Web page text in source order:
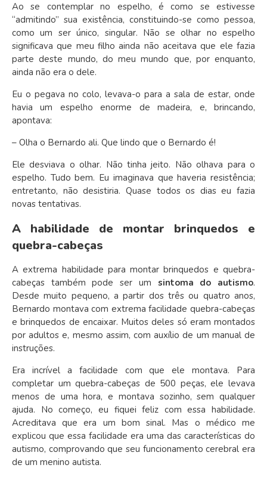
Ao se contemplar no espelho, é como se estivesse
“admitindo” sua existência, constituindo-se como pessoa,
como um ser único, singular. Não se olhar no espelho
significava que meu filho ainda não aceitava que ele fazia
parte deste mundo, do meu mundo que, por enquanto,
ainda não era o dele.
Eu o pegava no colo, levava-o para a sala de estar, onde
havia um espelho enorme de madeira, e, brincando,
apontava:
– Olha o Bernardo ali. Que lindo que o Bernardo é!
Ele desviava o olhar. Não tinha jeito. Não olhava para o
espelho. Tudo bem. Eu imaginava que haveria resistência;
entretanto, não desistiria. Quase todos os dias eu fazia
novas tentativas.
A habilidade de montar brinquedos e
quebra-cabeças
A extrema habilidade para montar brinquedos e quebra-
cabeças também pode ser um sintoma do autismo.
Desde muito pequeno, a partir dos três ou quatro anos,
Bernardo montava com extrema facilidade quebra-cabeças
e brinquedos de encaixar. Muitos deles só eram montados
por adultos e, mesmo assim, com auxílio de um manual de
instruções.
Era incrível a facilidade com que ele montava. Para
completar um quebra-cabeças de 500 peças, ele levava
menos de uma hora, e montava sozinho, sem qualquer
ajuda. No começo, eu fiquei feliz com essa habilidade.
Acreditava que era um bom sinal. Mas o médico me
explicou que essa facilidade era uma das características do
autismo, comprovando que seu funcionamento cerebral era
de um menino autista.